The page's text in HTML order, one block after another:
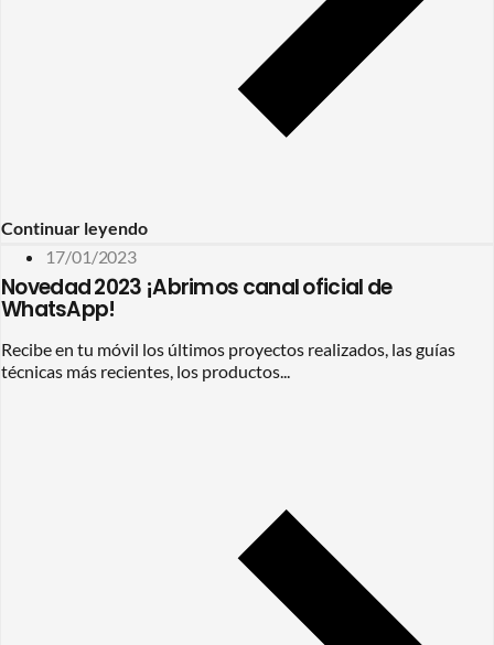
Continuar leyendo
17/01/2023
Novedad 2023 ¡Abrimos canal oficial de
WhatsApp!
Recibe en tu móvil los últimos proyectos realizados, las guías
técnicas más recientes, los productos...